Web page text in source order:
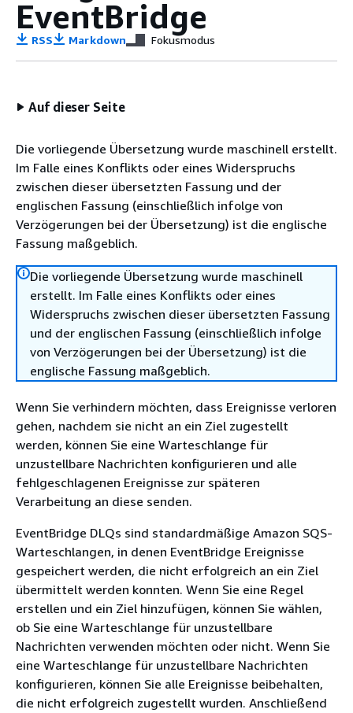
EventBridge
RSS Markdown Fokusmodus
Auf dieser Seite
Die vorliegende Übersetzung wurde maschinell erstellt.
Im Falle eines Konflikts oder eines Widerspruchs
zwischen dieser übersetzten Fassung und der
englischen Fassung (einschließlich infolge von
Verzögerungen bei der Übersetzung) ist die englische
Fassung maßgeblich.
Die vorliegende Übersetzung wurde maschinell
erstellt. Im Falle eines Konflikts oder eines
Widerspruchs zwischen dieser übersetzten Fassung
und der englischen Fassung (einschließlich infolge
von Verzögerungen bei der Übersetzung) ist die
englische Fassung maßgeblich.
Wenn Sie verhindern möchten, dass Ereignisse verloren
gehen, nachdem sie nicht an ein Ziel zugestellt
werden, können Sie eine Warteschlange für
unzustellbare Nachrichten konfigurieren und alle
fehlgeschlagenen Ereignisse zur späteren
Verarbeitung an diese senden.
EventBridge DLQs sind standardmäßige Amazon SQS-
Warteschlangen, in denen EventBridge Ereignisse
gespeichert werden, die nicht erfolgreich an ein Ziel
übermittelt werden konnten. Wenn Sie eine Regel
erstellen und ein Ziel hinzufügen, können Sie wählen,
ob Sie eine Warteschlange für unzustellbare
Nachrichten verwenden möchten oder nicht. Wenn Sie
eine Warteschlange für unzustellbare Nachrichten
konfigurieren, können Sie alle Ereignisse beibehalten,
die nicht erfolgreich zugestellt wurden. Anschließend